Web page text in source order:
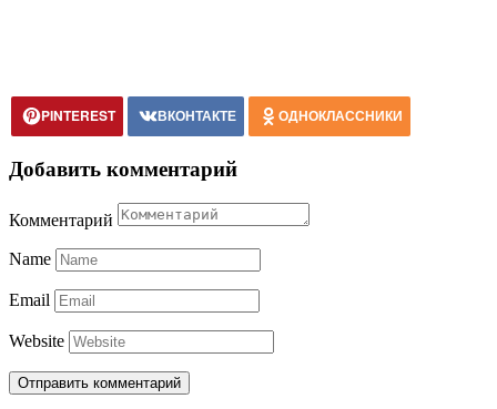
PINTEREST ВКОНТАКТЕ ОДНОКЛАССНИКИ
Добавить комментарий
Комментарий
Name
Email
Website